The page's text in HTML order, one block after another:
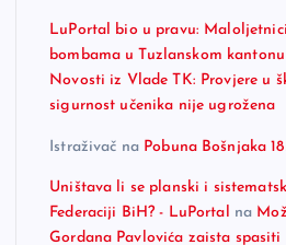
LuPortal bio u pravu:
bombama u Tuzlanskom
Novosti iz Vlade TK: Provjere u
sigurnost učenika nije ugrožena
Istraživač na Pobuna Bošnjaka
Uništava li se planski i
Federaciji BiH? - LuPortal
na
Gordana Pavlovića zaista spasiti